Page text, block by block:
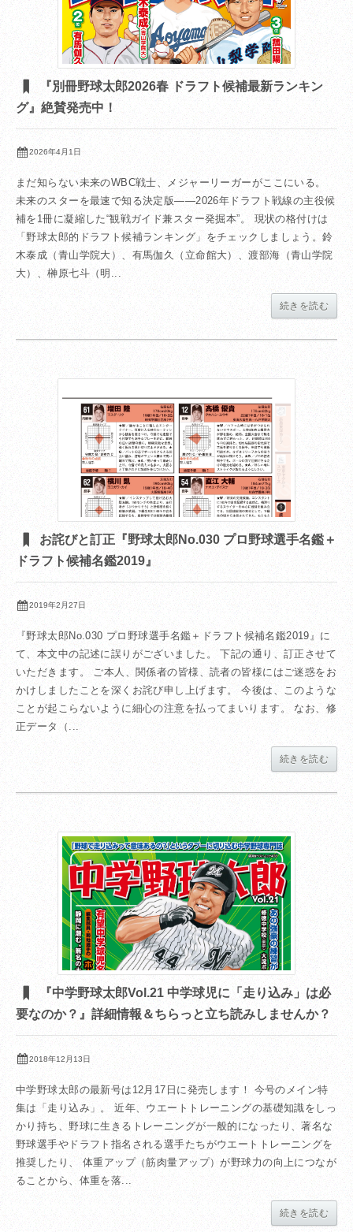
『別冊野球太郎2026春 ドラフト候補最新ランキン
グ』絶賛発売中！
2026年4月1日
まだ知らない未来のWBC戦士、メジャーリーガーがここにいる。
未来のスターを最速で知る決定版――2026年ドラフト戦線の主役候
補を1冊に凝縮した“観戦ガイド兼スター発掘本”。 現状の格付けは
「野球太郎的ドラフト候補ランキング」をチェックしましょう。鈴
木泰成（青山学院大）、有馬伽久（立命館大）、渡部海（青山学院
大）、榊原七斗（明...
続きを読む
お詫びと訂正『野球太郎No.030 プロ野球選手名鑑＋
ドラフト候補名鑑2019』
2019年2月27日
『野球太郎No.030 プロ野球選手名鑑＋ドラフト候補名鑑2019』に
て、本文中の記述に誤りがございました。 下記の通り、訂正させて
いただきます。 ご本人、関係者の皆様、読者の皆様にはご迷惑をお
かけしましたことを深くお詫び申し上げます。 今後は、このような
ことが起こらないように細心の注意を払ってまいります。 なお、修
正データ（...
続きを読む
『中学野球太郎Vol.21 中学球児に「走り込み」は必
要なのか？』詳細情報＆ちらっと立ち読みしませんか？
2018年12月13日
中学野球太郎の最新号は12月17日に発売します！ 今号のメイン特
集は「走り込み」。 近年、ウエートトレーニングの基礎知識をしっ
かり持ち、野球に生きるトレーニングが一般的になったり、著名な
野球選手やドラフト指名される選手たちがウエートトレーニングを
推奨したり、 体重アップ（筋肉量アップ）が野球力の向上につなが
ることから、体重を落...
続きを読む